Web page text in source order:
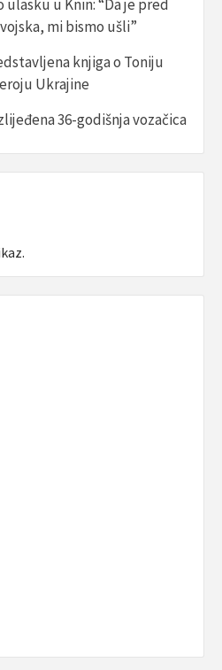
u Knin: “Da je pred
mi bismo ušli”
knjiga o Toniju
Ukrajine
36-godišnja vozačica